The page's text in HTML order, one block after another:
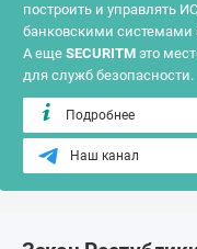
построить и управлять
банковскими
А еще SECURITM это
для служб безопасности.
Подробнее
Наш канал